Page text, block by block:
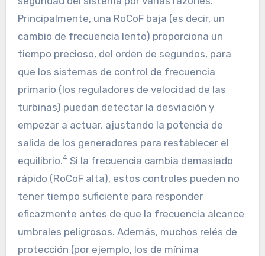
Principalmente, una RoCoF baja (es decir, un
cambio de frecuencia lento) proporciona un
tiempo precioso, del orden de segundos, para
que los sistemas de control de frecuencia
primario (los reguladores de velocidad de las
turbinas) puedan detectar la desviación y
empezar a actuar, ajustando la potencia de
salida de los generadores para restablecer el
equilibrio.4Si la frecuencia cambia demasiado
rápido (RoCoF alta), estos controles pueden no
tener tiempo suficiente para responder
eficazmente antes de que la frecuencia alcance
umbrales peligrosos. Además, muchos relés de
protección (por ejemplo, los de mínima